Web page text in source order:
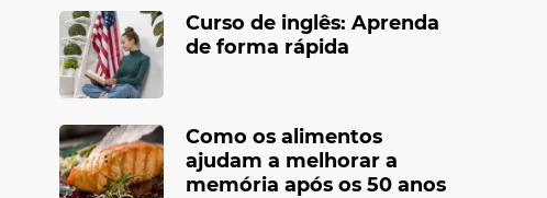
Curso de inglês: Aprenda
de forma rápida
Como os alimentos
ajudam a melhorar a
memória após os 50 anos